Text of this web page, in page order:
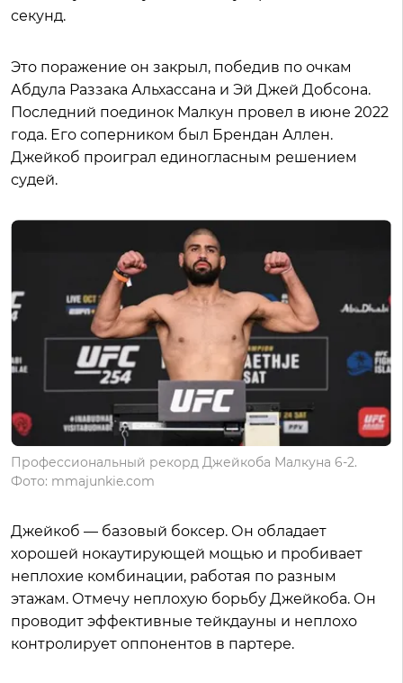
секунд.
Это поражение он закрыл, победив по очкам
Абдула Раззака Альхассана и Эй Джей Добсона.
Последний поединок Малкун провел в июне 2022
года. Его соперником был Брендан Аллен.
Джейкоб проиграл единогласным решением
судей.
Профессиональный рекорд Джейкоба Малкуна 6-2.
Фото: mmajunkie.com
Джейкоб — базовый боксер. Он обладает
хорошей нокаутирующей мощью и пробивает
неплохие комбинации, работая по разным
этажам. Отмечу неплохую борьбу Джейкоба. Он
проводит эффективные тейкдауны и неплохо
контролирует оппонентов в партере.